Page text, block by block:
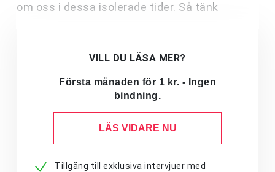
om oss i dessa isolerade tider. Så tänk
VILL DU LÄSA MER?
Första månaden för 1 kr. - Ingen
bindning.
LÄS VIDARE NU
Tillgång till exklusiva intervjuer med